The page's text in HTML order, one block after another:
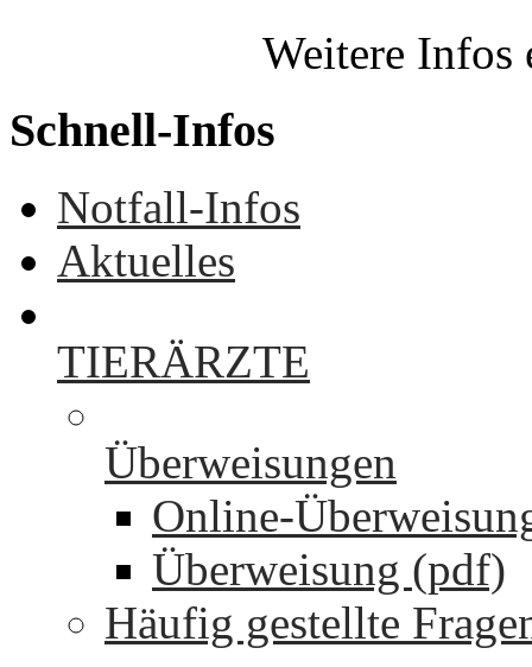
Weitere Infos
Schnell-Infos
Notfall-Infos
Aktuelles
TIERÄRZTE
Überweisungen
Online-
Überweisung (pdf)
Häufig gestellte